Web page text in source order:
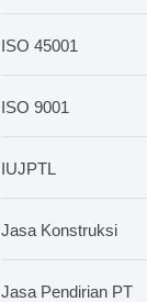
ISO 45001
ISO 9001
IUJPTL
Jasa Konstruksi
Jasa Pendirian PT